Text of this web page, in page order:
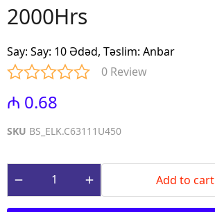
2000Hrs
Say: Say: 10 Ədəd, Təslim: Anbar
0 Review
₼ 0.68
SKU BS_ELK.C63111U450
Add to cart